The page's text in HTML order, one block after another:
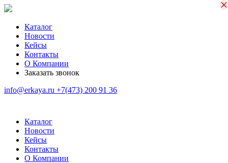
Каталог
Новости
Кейсы
Контакты
О Компании
Заказать звонок
info@erkaya.ru +7(473) 200 91 36
Каталог
Новости
Кейсы
Контакты
О Компании
×
×